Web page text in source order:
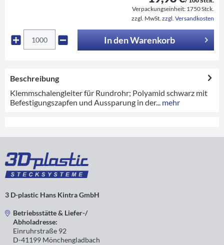
Verpackungseinheit: 1750 Stck.
zzgl. MwSt. zzgl. Versandkosten
In denWarenkorb
Beschreibung
Klemmschalengleiter für Rundrohr; Polyamid schwarz mit
Befestigungszapfen und Aussparung in der...
mehr
3 D-plastic Hans Kintra GmbH
Betriebsstätte & Liefer-/
Abholadresse:
Einruhrstraße 92
D-41199 Mönchengladbach